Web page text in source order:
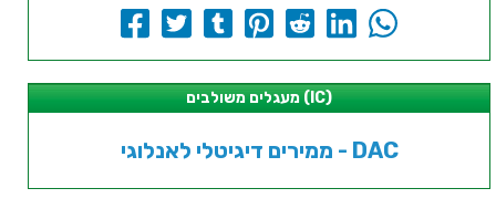
מעגלים משולבים (IC)
ממירים דיגיטלי לאנלוגי - DAC